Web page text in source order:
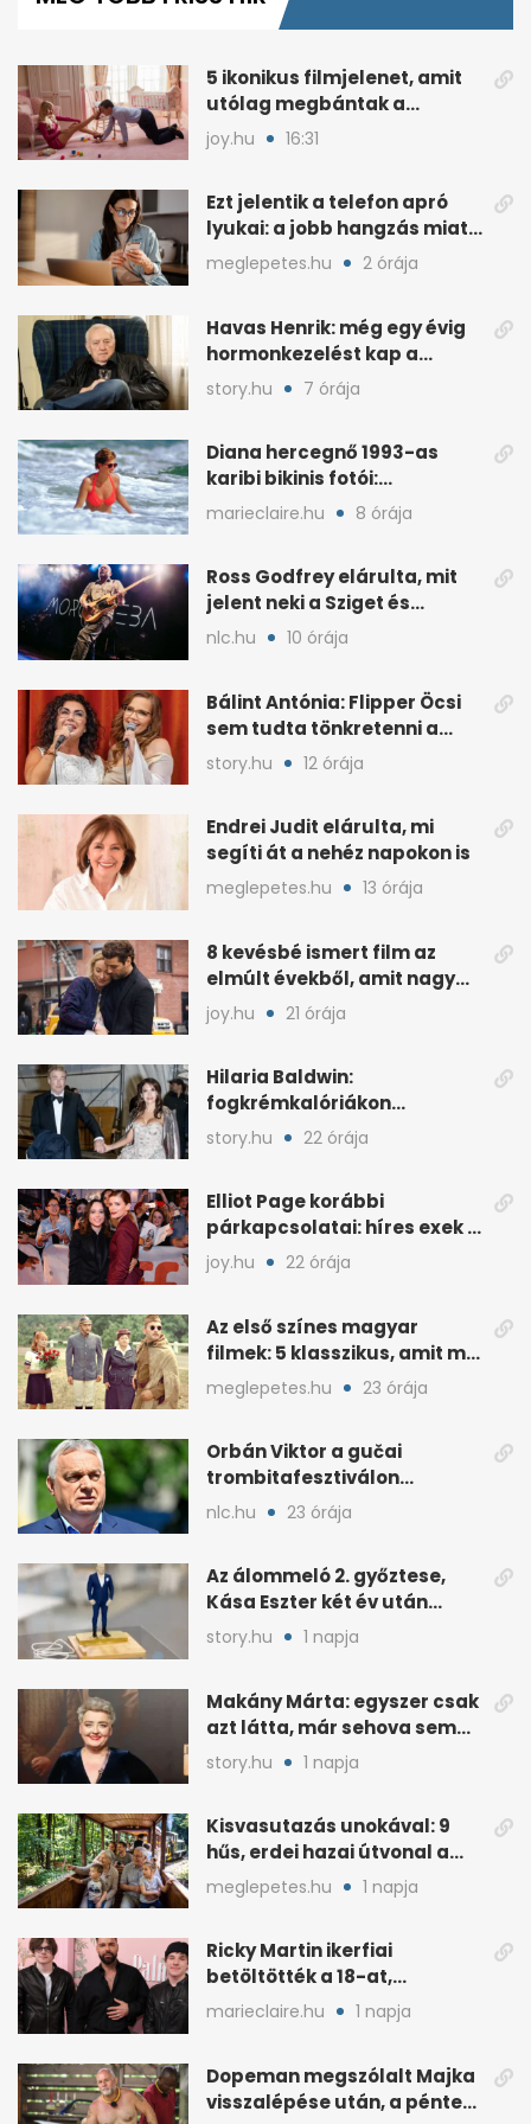
minutes,
5 ikonikus filmjelenet, amit
utólag megbántak a
színészek
joy.hu 16:31
Ezt jelentik a telefon apró
lyukai: a jobb hangzás miatt
is kellenek
meglepetes.hu 2 órája
Havas Henrik: még egy évig
hormonkezelést kap a
prosztatarák után
story.hu 7 órája
Diana hercegnő 1993-as
karibi bikinis fotói:
narancssárgában tündökölt
marieclaire.hu 8 órája
Ross Godfrey elárulta, mit
jelent neki a Sziget és
Budapest
nlc.hu 10 órája
Bálint Antónia: Flipper Öcsi
sem tudta tönkretenni a
barátságunkat
story.hu 12 órája
Endrei Judit elárulta, mi
segíti át a nehéz napokon is
meglepetes.hu 13 órája
8 kevésbé ismert film az
elmúlt évekből, amit nagy
eséllyel imádni fogsz
joy.hu 21 órája
Hilaria Baldwin:
fogkrémkalóriákon
aggódott, evészavaráról
vallott
story.hu 22 órája
Elliot Page korábbi
párkapcsolatai: híres exek a
színész életében
joy.hu 22 órája
Az első színes magyar
filmek: 5 klasszikus, amit ma
is jó újranézni
meglepetes.hu 23 órája
Orbán Viktor a gučai
trombitafesztiválon
sörözött a Hotel Nordiknál
nlc.hu 23 órája
Az álommeló 2. győztese,
Kása Eszter két év után
felmondott Balogh
Leventénél
story.hu 1 napja
Makány Márta: egyszer csak
azt látta, már sehova sem
hívják
story.hu 1 napja
Kisvasutazás unokával: 9
hűs, erdei hazai útvonal a
kánikulára
meglepetes.hu 1 napja
Ricky Martin ikerfiai
betöltötték a 18-at,
megható üzenet jött tőle
marieclaire.hu 1 napja
Dopeman megszólalt Majka
visszalépése után, a pénteki